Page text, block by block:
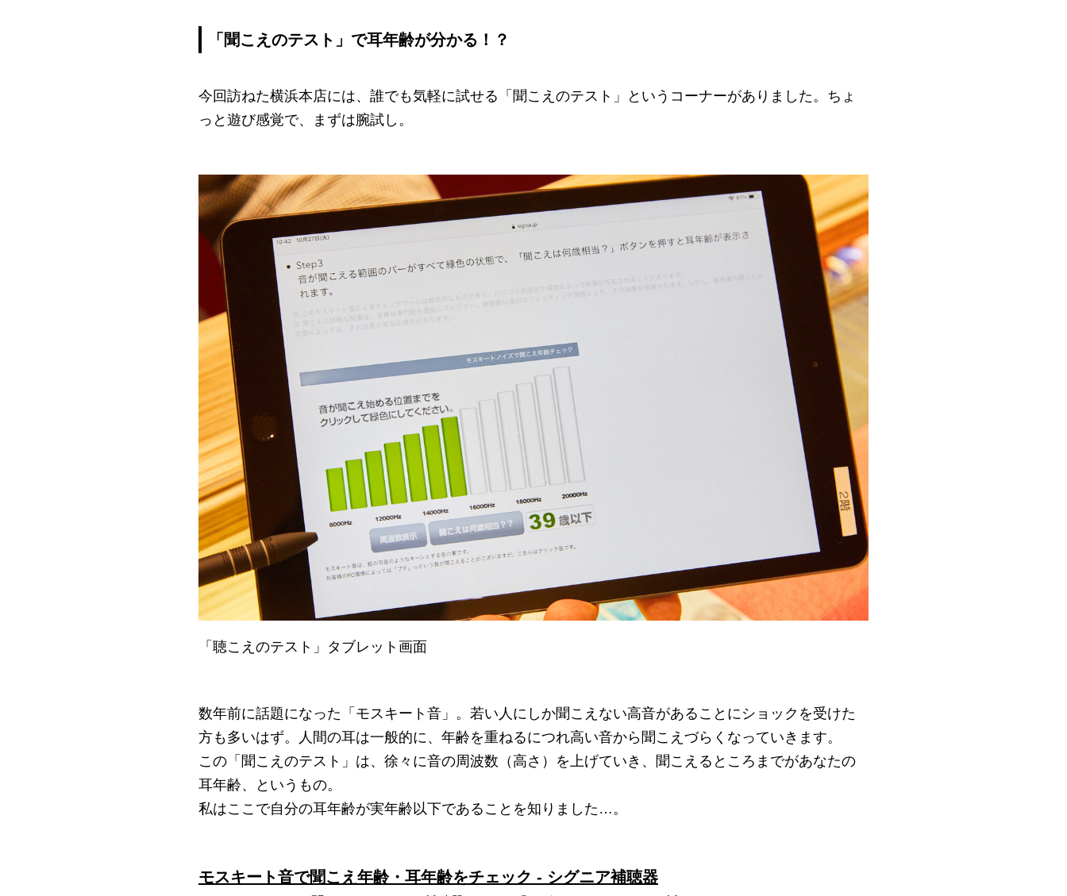
「聞こえのテスト」で耳年齢が分かる！？
今回訪ねた横浜本店には、誰でも気軽に試せる「聞こえのテスト」というコーナーがありました。ちょ
っと遊び感覚で、まずは腕試し。
「聴こえのテスト」タブレット画面
数年前に話題になった「モスキート音」。若い人にしか聞こえない高音があることにショックを受けた
方も多いはず。人間の耳は一般的に、年齢を重ねるにつれ高い音から聞こえづらくなっていきます。
この「聞こえのテスト」は、徐々に音の周波数（高さ）を上げていき、聞こえるところまでがあなたの
耳年齢、というもの。
私はここで自分の耳年齢が実年齢以下であることを知りました…。
モスキート音で聞こえ年齢・耳年齢をチェック - シグニア補聴器